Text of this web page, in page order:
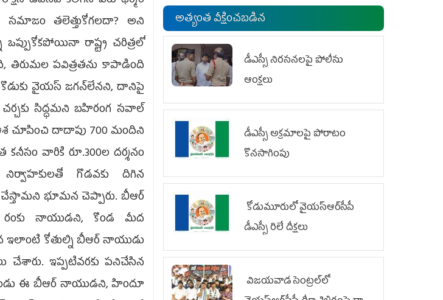
తలెత్తుకోగలదా? అని
ఒప్పుకోకపోయినా రాష్ట్ర చరిత్రలో
తిరుమల పవిత్రతను కాపాడింది
వైయస్‌ జగన్‌లేనని, దానిపై
సిద్ధమని బహిరంగ సవాల్‌
చూపించి దాదాపు 700 మందిని
వారికి రూ.300ల దర్శనం
గొడవకు దిగిన
భూమన చెప్పారు. బీఆర్‌
నాయుడని, కొండ మీద
ఇలాంటి కోతుల్ని బీఆర్‌ నాయుడు
చేశారు. ఇప్పటివరకు పనిచేసిన
ఈ బీఆర్‌ నాయుడని, హిందూ
అత్యంత వీక్షించబడిన
డీఎస్సీ నిరసనలపై పోలీసు
ఆంక్షలు
డీఎస్సీ అక్రమాలపై పోరాటం
కొనసాగింపు
కోడుమూరులో వైయ‌స్ఆర్‌సీపీ
డీఎస్సీ రిలే దీక్షలు
విజయవాడ సెంట్రల్‌లో